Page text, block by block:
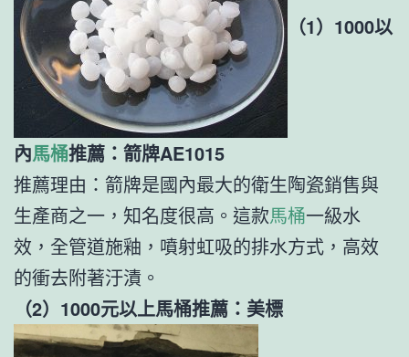
（1）1000以
內馬桶推薦：箭牌AE1015
推薦理由：箭牌是國內最大的衛生陶瓷銷售與
生產商之一，知名度很高。這款馬桶一級水
效，全管道施釉，噴射虹吸的排水方式，高效
的衝去附著汙漬。
（2）1000元以上馬桶推薦：美標